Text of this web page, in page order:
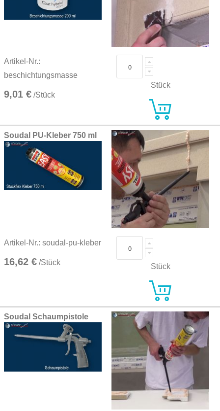
Artikel-Nr.:
beschichtungsmasse
9,01 € /Stück
Stück
Soudal PU-Kleber 750 ml
Artikel-Nr.: soudal-pu-kleber
16,62 € /Stück Stück
Soudal Schaumpistole